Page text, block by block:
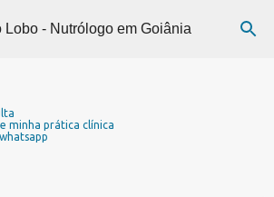
para o conteúdo principal
Lobo - Nutrólogo em Goiânia
minha prática clínica